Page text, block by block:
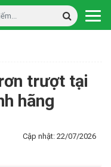
trượt tại
hãng
Cập nhật: 22/07/2026